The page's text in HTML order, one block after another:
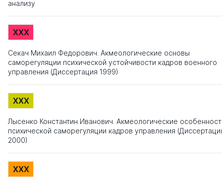
анализу
XXX
Секач Михаил Федорович. Акмеологические основы
саморегуляции психической устойчивости кадров военного
управления (Диссертация 1999)
XXX
Лысенко Константин Иванович. Акмеологические
психической саморегуляции кадров управления
2000)
XXX